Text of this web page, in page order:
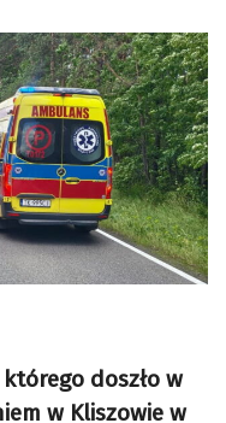
doszło w
w Kliszowie w